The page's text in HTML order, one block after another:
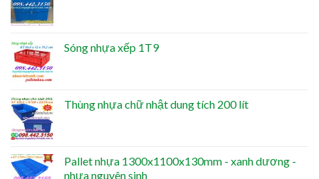
Sóng nhựa xếp 1T9
Thùng nhựa chữ nhật dung tích 200 lít
Pallet nhựa 1300x1100x130mm - xanh dương -
nhựa nguyên sinh